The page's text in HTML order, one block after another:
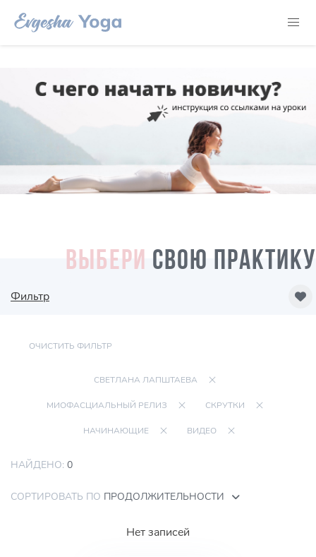
ВЫБЕРИ СВОЮ ПРАКТИКУ
Фильтр
ОЧИСТИТЬ ФИЛЬТР
СВЕТЛАНА ЛАПШТАЕВА
МИОФАСЦИАЛЬНЫЙ РЕЛИЗ СКРУТКИ
НАЧИНАЮЩИЕ ВИДЕО
НАЙДЕНО: 0
СОРТИРОВАТЬ ПО ПРОДОЛЖИТЕЛЬНОСТИ
Нет записей